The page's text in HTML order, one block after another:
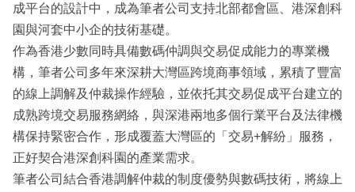
成平台的設計中，成為筆者公司支持北部都會區、港深創科
園與河套中小企的技術基礎。
作為香港少數同時具備數碼仲調與交易促成能力的專業機
構，筆者公司多年來深耕大灣區跨境商事領域，累積了豐富
的線上調解及仲裁操作經驗，並依托其交易促成平台建立的
成熟跨境交易服務網絡，與深港兩地多個行業平台及法律機
構保持緊密合作，形成覆蓋大灣區的「交易+解紛」服務，
正好契合港深創科園的產業需求。
筆者公司結合香港調解仲裁的制度優勢與數碼技術，將線上